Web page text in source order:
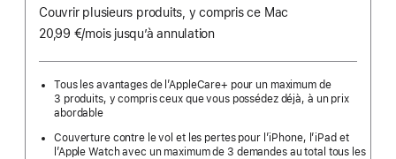
Couvrir plusieurs produits, y compris ce Mac
20,99 €/moispar
jusqu’à annulation
Tous les avantages de l’AppleCare+ pour un maximum de
3 produits, y compris ceux que vous possédez déjà, à un prix
abordable
Couverture contre le vol et les pertes pour l’iPhone, l’iPad et
l’Apple Watch avec un maximum de 3 demandes au total tous les